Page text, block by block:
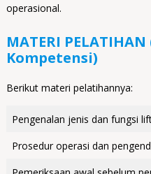
operasional.
MATERI
Kompetensi)
Berikut materi pelatihannya:
Pengenalan jenis dan fungsi
Prosedur operasi dan